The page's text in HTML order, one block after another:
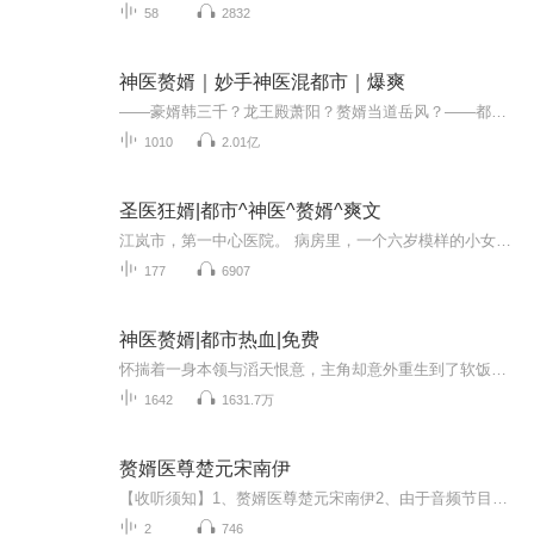
58 2832
神医赘婿｜妙手神医混都市｜爆爽
1010 2.01亿
圣医狂婿|都市^神医^赘婿^爽文
177 6907
神医赘婿|都市热血|免费
1642 1631.7万
赘婿医尊楚元宋南伊
2 746